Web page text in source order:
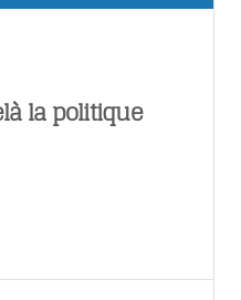
la politique